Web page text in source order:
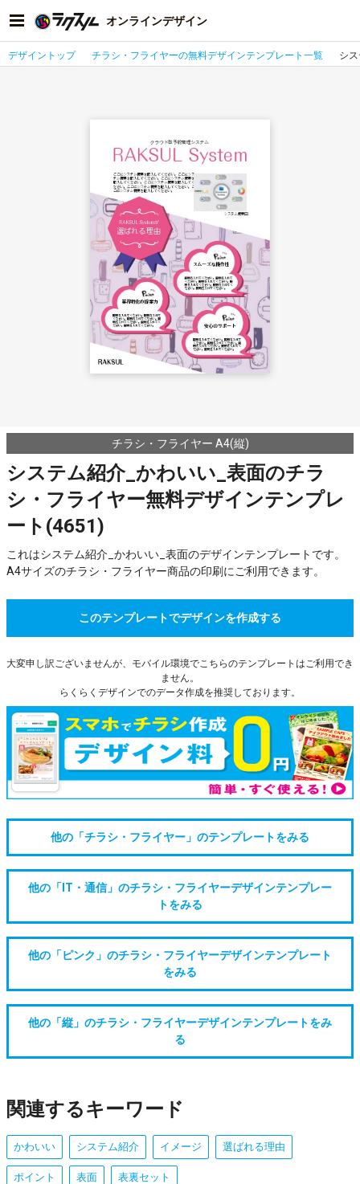
オンラインデザイン
デザイントップ チラシ・フライヤーの無料デザインテンプレート一覧 シ
チラシ・フライヤー A4(縦)
システム紹介_かわいい_表面のチラ
シ・フライヤー無料デザインテンプレ
ート(4651)
これはシステム紹介_かわいい_表面のデザインテンプレートです。
A4サイズのチラシ・フライヤー商品の印刷にご利用できます。
このテンプレートでデザインを作成する
大変申し訳ございませんが、モバイル環境でこちらのテンプレートはご利用でき
ません。
らくらくデザインでのデータ作成を推奨しております。
他の「チラシ・フライヤー」のテンプレートをみる
他の「IT・通信」のチラシ・フライヤーデザインテンプレー
トをみる
他の「ピンク」のチラシ・フライヤーデザインテンプレート
をみる
他の「縦」のチラシ・フライヤーデザインテンプレートをみ
る
関連するキーワード
かわいい システム紹介 イメージ 選ばれる理由
ポイント 表面 表裏セット